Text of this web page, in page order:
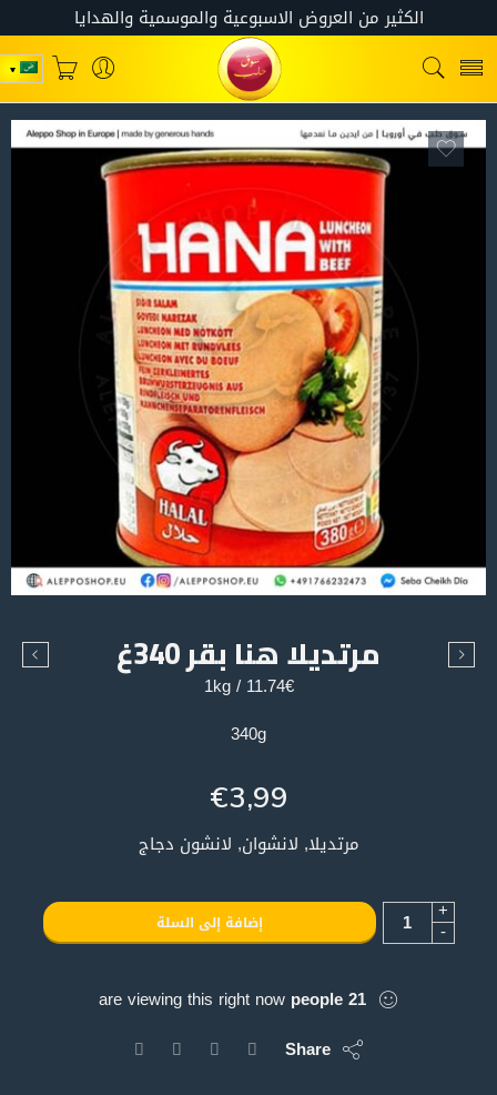
مرتديلا هنا بقر 340غ
11.74€ / 1kg
340g
€3,99
مرتديلا, لانشوان, لانشون دجاج
+
- إضافة إلى السلة
21
people
are viewing this right now
Share